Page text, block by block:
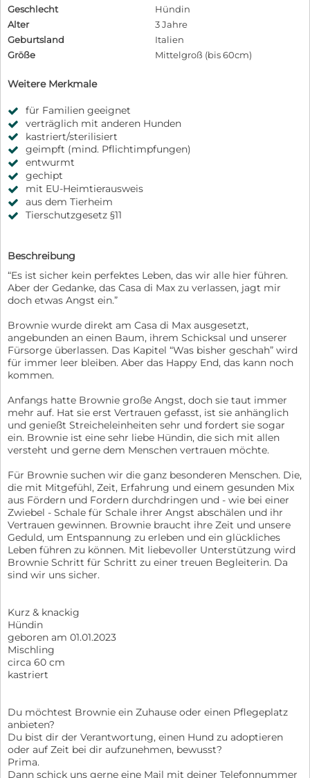
Geschlecht
Hündin
Alter
3 Jahre
Geburtsland
Italien
Größe
Mittelgroß (bis 60cm)
Weitere Merkmale
für Familien geeignet
verträglich mit anderen Hunden
kastriert/sterilisiert
geimpft (mind. Pflichtimpfungen)
entwurmt
gechipt
mit EU-Heimtierausweis
aus dem Tierheim
Tierschutzgesetz §11
Beschreibung
“Es ist sicher kein perfektes Leben, das wir alle hier führen.
Aber der Gedanke, das Casa di Max zu verlassen, jagt mir
doch etwas Angst ein.”
Brownie wurde direkt am Casa di Max ausgesetzt,
angebunden an einen Baum, ihrem Schicksal und unserer
Fürsorge überlassen. Das Kapitel “Was bisher geschah” wird
für immer leer bleiben. Aber das Happy End, das kann noch
kommen.
Anfangs hatte Brownie große Angst, doch sie taut immer
mehr auf. Hat sie erst Vertrauen gefasst, ist sie anhänglich
und genießt Streicheleinheiten sehr und fordert sie sogar
ein. Brownie ist eine sehr liebe Hündin, die sich mit allen
versteht und gerne dem Menschen vertrauen möchte.
Für Brownie suchen wir die ganz besonderen Menschen. Die,
die mit Mitgefühl, Zeit, Erfahrung und einem gesunden Mix
aus Fördern und Fordern durchdringen und - wie bei einer
Zwiebel - Schale für Schale ihrer Angst abschälen und ihr
Vertrauen gewinnen. Brownie braucht ihre Zeit und unsere
Geduld, um Entspannung zu erleben und ein glückliches
Leben führen zu können. Mit liebevoller Unterstützung wird
Brownie Schritt für Schritt zu einer treuen Begleiterin. Da
sind wir uns sicher.
Kurz & knackig
Hündin
geboren am 01.01.2023
Mischling
circa 60 cm
kastriert
Du möchtest Brownie ein Zuhause oder einen Pflegeplatz
anbieten?
Du bist dir der Verantwortung, einen Hund zu adoptieren
oder auf Zeit bei dir aufzunehmen, bewusst?
Prima.
Dann schick uns gerne eine Mail mit deiner Telefonnummer